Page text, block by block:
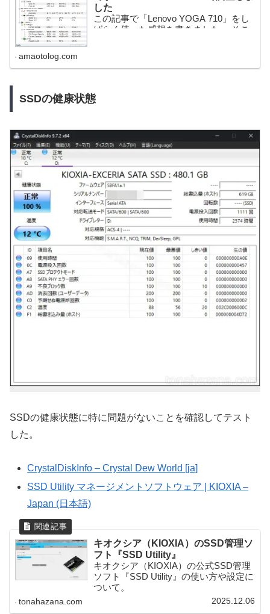
した
この記事で「Lenovo YOGA 710」をし
ばらく使った感想を書きました。 そこ
amaotolog.com
SSDの健康状態
SSDの健康状態に特に問題がないことを確認してテスト
した。
CrystalDiskInfo – Crystal Dew World [ja]
SSD Utility マネージメントソフトウェア | KIOXIA –
Japan (日本語)
キオクシア（KIOXIA）のSSD管理ソ
フト『SSD Utility』
キオクシア（KIOXIA）の公式SSD管理
ソフト『SSD Utility』の使い方や設定に
ついて。
tonahazana.com 2025.12.06